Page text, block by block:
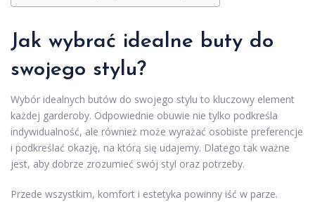
Jak wybrać idealne buty do
swojego stylu?
Wybór idealnych butów do swojego stylu to kluczowy element
każdej garderoby. Odpowiednie obuwie nie tylko podkreśla
indywidualność, ale również może wyrażać osobiste preferencje
i podkreślać okazję, na którą się udajemy. Dlatego tak ważne
jest, aby dobrze zrozumieć swój styl oraz potrzeby.
Przede wszystkim, komfort i estetyka powinny iść w parze.